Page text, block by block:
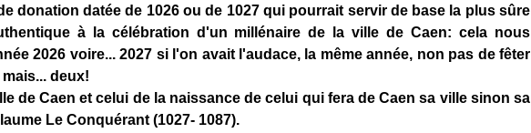
donation datée de 1026 ou de 1027 qui pourrait servir de base la plus sûre
à la célébration d'un millénaire de la ville de Caen: cela nous
2026 voire... 2027 si l'on avait l'audace, la même année, non pas de fêter
deux!
de Caen et celui de la naissance de celui qui fera de Caen sa ville sinon sa
Le Conquérant (1027- 1087).